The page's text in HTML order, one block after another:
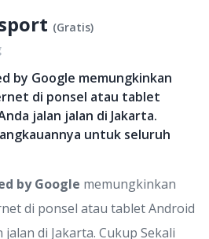
(Gratis)
by Google memungkinkan
di ponsel atau tablet
jalan jalan di Jakarta.
untuk seluruh
by Google memungkinkan
di ponsel atau tablet Android
di Jakarta. Cukup Sekali